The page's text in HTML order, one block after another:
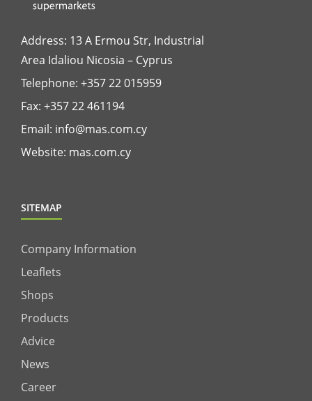
Address: 13 A Ermou Str, Industrial
Area Idaliou Nicosia – Cyprus
Telephone: +357 22 015959
Fax: +357 22 461194
Email: info@mas.com.cy
Website: mas.com.cy
SITEMAP
Company Information
Leaflets
Shops
Products
Advice
News
Career